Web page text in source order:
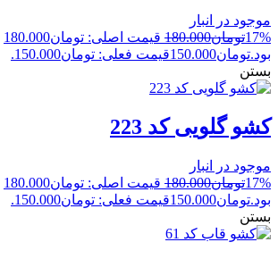
موجود در انبار
17%تومان180.000
قیمت اصلی: تومان180.000
بود.تومان150.000قیمت فعلی: تومان150.000.
بستن
کشو گلویی کد 223
موجود در انبار
17%تومان180.000
قیمت اصلی: تومان180.000
بود.تومان150.000قیمت فعلی: تومان150.000.
بستن